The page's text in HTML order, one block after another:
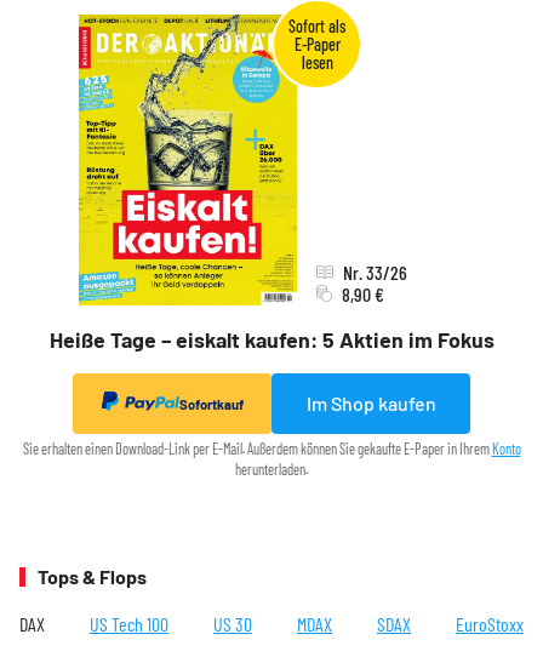
Heiße Tage – eiskalt kaufen: 5 Aktien im Fokus
Nr. 33/26
8,90 €
Sofortkauf Im Shop kaufen
Sie erhalten einen Download-Link per E-Mail. Außerdem können Sie gekaufte E-Paper in Ihrem Konto
herunterladen.
Tops & Flops
DAX US Tech 100 US 30 MDAX SDAX EuroStoxx